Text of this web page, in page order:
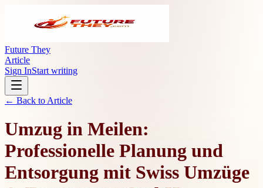
Future They
Article
Sign InStart writing
← Back to Article
Umzug in Meilen:
Professionelle Planung und
Entsorgung mit Swiss Umzüge